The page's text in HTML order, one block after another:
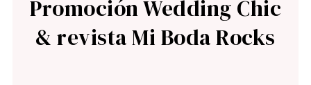
Promoción Wedding Chic
& revista Mi Boda Rocks